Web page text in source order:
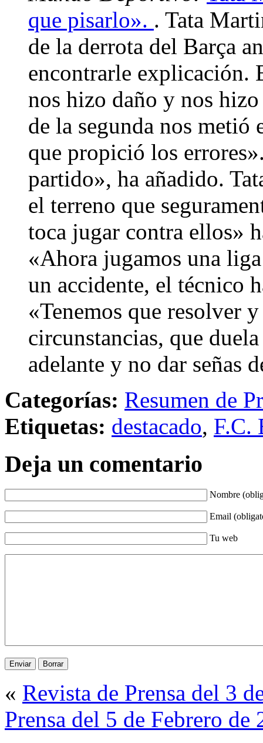
que pisarlo». . Tata
de la derrota del Barça
encontrarle explicación.
nos hizo daño y nos
de la segunda nos metió
que propició los
partido», ha añadido.
el terreno que
toca jugar contra ellos»
«Ahora jugamos una
un accidente, el técnico
«Tenemos que resolver
circunstancias, que
adelante y no dar señas
Categorías: Resumen de
Etiquetas: destacado, F.C.
Deja un comentario
Nombre
Email
Tu web
« Revista de Prensa del 3
Prensa del 5 de Febrero de